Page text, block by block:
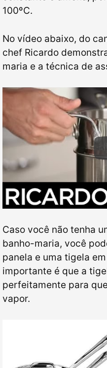
100ºC.
No vídeo abaixo, do
chef Ricardo
maria e a técnica de
Caso você não tenha
banho-maria, você
panela e uma tigela
importante é que a
perfeitamente para
vapor.